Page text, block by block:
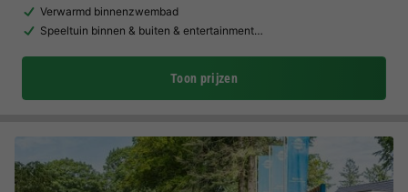
Verwarmd binnenzwembad
Speeltuin binnen & buiten & entertainment…
Toon prijzen